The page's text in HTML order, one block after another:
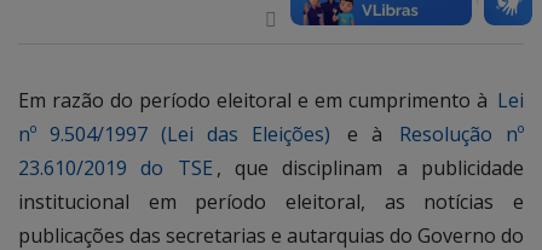
Em razão do período eleitoral e em cumprimento à Lei
nº 9.504/1997 (Lei das Eleições)
e à
Resolução nº
23.610/2019 do TSE , que disciplinam a publicidade
institucional em período eleitoral, as notícias e
publicações das secretarias e autarquias do Governo do